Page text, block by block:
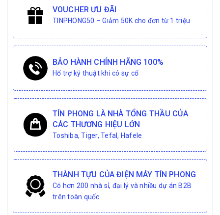
VOUCHER ƯU ĐÃI
TINPHONG50 – Giảm 50K cho đơn từ 1 triệu
BẢO HÀNH CHÍNH HÃNG 100%
Hổ trợ kỹ thuật khi có sự cố
TÍN PHONG LÀ NHÀ TỔNG THẦU CỦA
CÁC THƯƠNG HIỆU LỚN
Toshiba, Tiger, Tefal, Hafele
THÀNH TỰU CỦA ĐIỆN MÁY TÍN PHONG
Có hơn 200 nhà sỉ, đại lý và nhiều dự án B2B
trên toàn quốc